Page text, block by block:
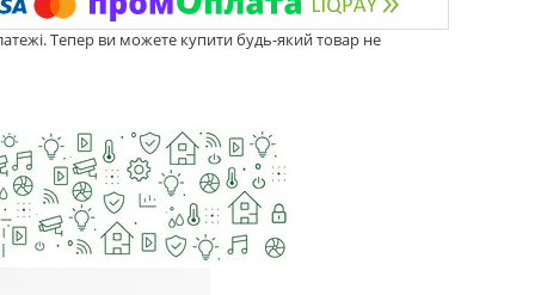
Тепер ви можете купити будь-який товар не